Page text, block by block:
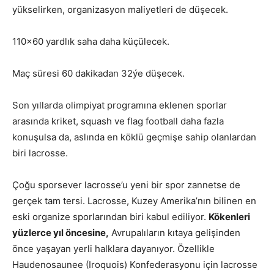
yükselirken, organizasyon maliyetleri de düşecek.
110×60 yardlık saha daha küçülecek.
Maç süresi 60 dakikadan 32ýe düşecek.
Son yıllarda olimpiyat programına eklenen sporlar
arasında kriket, squash ve flag football daha fazla
konuşulsa da, aslında en köklü geçmişe sahip olanlardan
biri lacrosse.
Çoğu sporsever lacrosse’u yeni bir spor zannetse de
gerçek tam tersi. Lacrosse, Kuzey Amerika’nın bilinen en
eski organize sporlarından biri kabul ediliyor. Kökenleri
yüzlerce yıl öncesine, Avrupalıların kıtaya gelişinden
önce yaşayan yerli halklara dayanıyor. Özellikle
Haudenosaunee (Iroquois) Konfederasyonu için lacrosse